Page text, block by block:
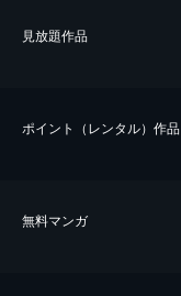
⾒放題作品
ポイント（レンタル）作品
無料マンガ